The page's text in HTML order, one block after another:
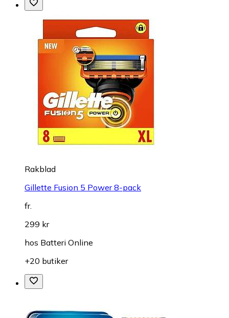
Rakblad
Gillette Fusion 5 Power 8-pack
fr.
299 kr
hos Batteri Online
+20 butiker